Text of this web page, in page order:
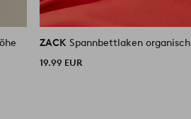
ZACK Spannbettlaken organisch
19.99 EUR